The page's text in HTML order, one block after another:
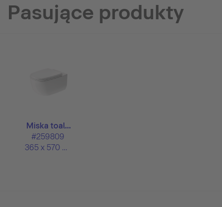
Pasujące produkty
Miska toal...
#259809
365 x 570 mm